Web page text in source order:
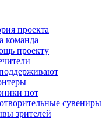
проекта
команда
проекту
нот
сувениры
зрителей